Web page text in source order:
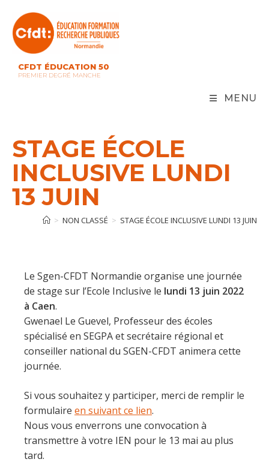
content
CFDT ÉDUCATION 50
PREMIER DEGRÉ MANCHE
MENU
STAGE ÉCOLE
INCLUSIVE LUNDI
13 JUIN
> NON CLASSÉ > STAGE ÉCOLE INCLUSIVE LUNDI 13 JUIN
Le Sgen-CFDT Normandie organise une journée
de stage sur l’Ecole Inclusive le lundi 13 juin 2022
à Caen.
Gwenael Le Guevel, Professeur des écoles
spécialisé en SEGPA et secrétaire régional et
conseiller national du SGEN-CFDT animera cette
journée.
Si vous souhaitez y participer, merci de remplir le
formulaire en suivant ce lien.
Nous vous enverrons une convocation à
transmettre à votre IEN pour le 13 mai au plus
tard.